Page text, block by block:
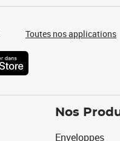
Toutes nos applications
Nos
Enveloppes